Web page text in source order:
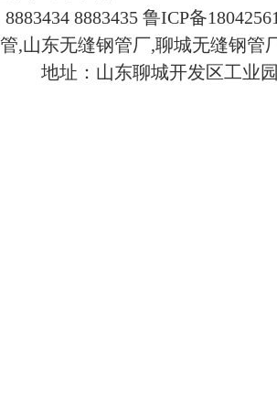
8883434 8883435 鲁ICP备
,山东无缝钢管厂,聊城无缝钢管
地址：山东聊城开发区工业